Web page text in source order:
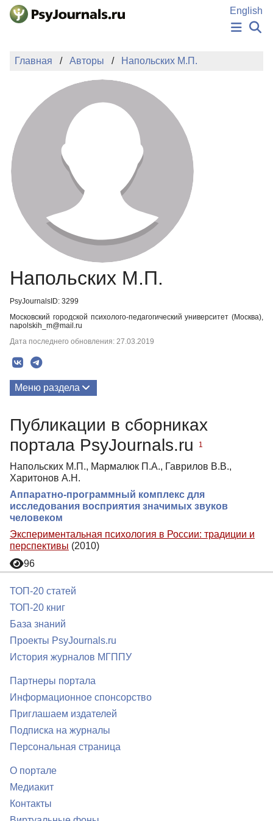
Перейти к основному содержанию
English
НОВОСТИ
АВТОРЫ
ПОДАТЬ РУКОПИСЬ
БАЗА ЗНАНИЙ
КЛЮЧЕВЫЕ СЛОВА
Регистрация
Главная Авторы Напольских М.П.
Напольских М.П.
PsyJournalsID: 3299
Московский городской психолого-педагогический университет (Москва),
napolskih_m@mail.ru
Дата последнего обновления: 27.03.2019
Меню раздела
Публикации в сборниках
портала PsyJournals.ru
1
Напольских М.П., Мармалюк П.А., Гаврилов В.В.,
Харитонов А.Н.
Аппаратно-программный комплекс для
исследования восприятия значимых звуков
человеком
Экспериментальная психология в России: традиции и
перспективы (2010)
96
ТОП-20 статей
ТОП-20 книг
База знаний
Проекты PsyJournals.ru
История журналов МГППУ
Партнеры портала
Информационное спонсорство
Приглашаем издателей
Подписка на журналы
Персональная страница
О портале
Медиакит
Контакты